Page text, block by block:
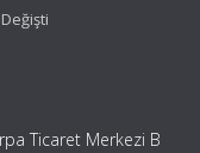
Ticaret Merkezi B